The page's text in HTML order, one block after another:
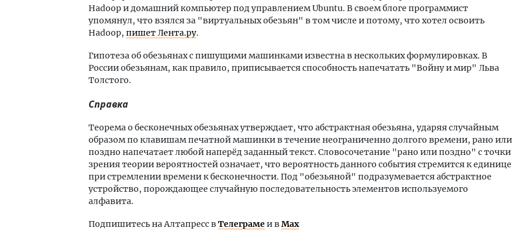
Hadoop и домашний компьютер под управлением Ubuntu. В своем блоге программист
упомянул, что взялся за "виртуальных обезьян" в том числе и потому, что хотел освоить
Hadoop, пишет Лента.ру.
Гипотеза об обезьянах с пишущими машинками известна в нескольких формулировках. В
России обезьянам, как правило, приписывается способность напечатать "Войну и мир" Льва
Толстого.
Справка
Теорема о бесконечных обезьянах утверждает, что абстрактная обезьяна, ударяя случайным
образом по клавишам печатной машинки в течение неограниченно долгого времени, рано или
поздно напечатает любой наперёд заданный текст. Словосочетание "рано или поздно" с точки
зрения теории вероятностей означает, что вероятность данного события стремится к единице
при стремлении времени к бесконечности. Под "обезьяной" подразумевается абстрактное
устройство, порождающее случайную последовательность элементов используемого
алфавита.
Подпишитесь на Алтапресс вТелеграмеи вMax